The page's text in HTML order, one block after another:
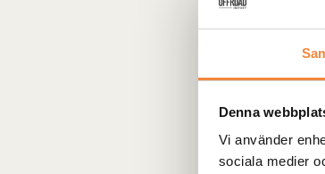
Denna
Vi använder
sociala medier